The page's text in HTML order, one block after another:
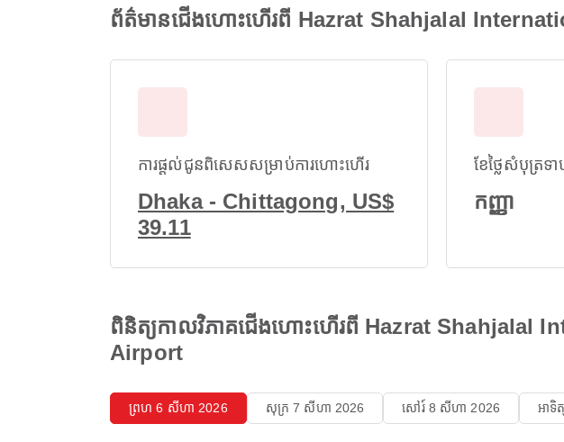
ព័ត៌មានជើងហោះហើរពី Hazrat Shahjalal
ការផ្តល់ជូនពិសេសសម្រាប់ការហោះហើរ
Dhaka - Chittagong, US$
39.11
ខែថ្លៃសំបុត្រទ
កញ្ញា
ពិនិត្យកាលវិភាគជើងហោះហើរពី Hazrat
Airport
ព្រហ 6 សីហា 2026 សុក្រ 7 សីហា 2026 សៅរ៍ 8 សីហា 2026 អាទិ